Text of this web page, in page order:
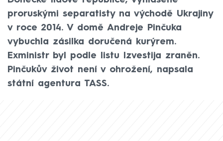
proruskými separatisty na východě Ukrajiny
v roce 2014. V domě Andreje Pinčuka
vybuchla zásilka doručená kurýrem.
Exministr byl podle listu Izvestija zraněn.
Pinčukův život není v ohrožení, napsala
státní agentura TASS.